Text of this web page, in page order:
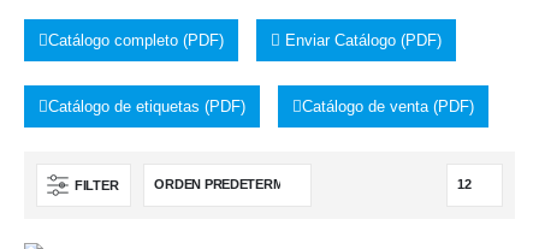
Catálogo completo (PDF) Enviar Catálogo (PDF)
Catálogo de etiquetas (PDF) Catálogo de venta (PDF)
FILTER